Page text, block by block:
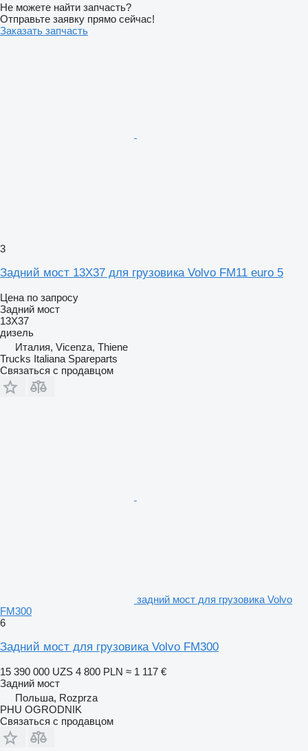
Не можете найти запчасть?
Отправьте заявку прямо сейчас!
Заказать запчасть
3
Задний мост 13X37 для грузовика Volvo FM11 euro 5
Цена по запросу
Задний мост
13X37
дизель
Италия, Vicenza, Thiene
Trucks Italiana Spareparts
Связаться с продавцом
задний мост для грузовика Volvo
FM300
6
Задний мост для грузовика Volvo FM300
15 390 000 UZS 4 800 PLN ≈ 1 117 €
Задний мост
Польша, Rozprza
PHU OGRODNIK
Связаться с продавцом